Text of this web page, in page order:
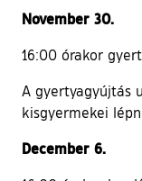
November 30.
16:00 órakor
A gyertyagyújtás
kisgyermekei
December 6.